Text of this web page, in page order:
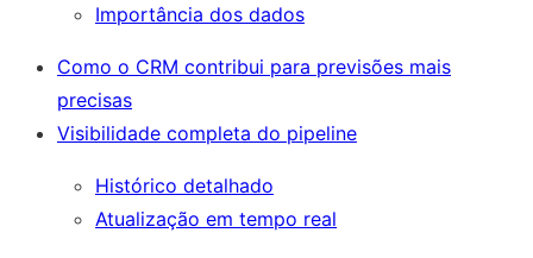
Importância dos dados
Como o CRM contribui para previsões mais
precisas
Visibilidade completa do pipeline
Histórico detalhado
Atualização em tempo real